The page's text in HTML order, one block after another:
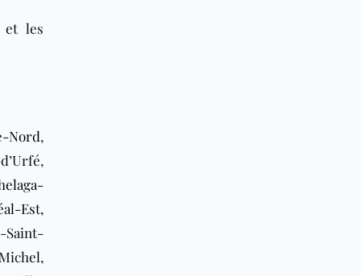
et les
Nord,
Est,
Saint-